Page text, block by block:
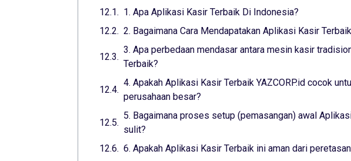
1. Apa Aplikasi Kasir Terbaik Di Indonesia?
2. Bagaimana Cara Mendapatakan Aplikasi Kasir
3. Apa perbedaan mendasar antara mesin kasir
Terbaik?
4. Apakah Aplikasi Kasir Terbaik YAZCORP.id cocok
perusahaan besar?
5. Bagaimana proses setup (pemasangan) awal
sulit?
6. Apakah Aplikasi Kasir Terbaik ini aman dari